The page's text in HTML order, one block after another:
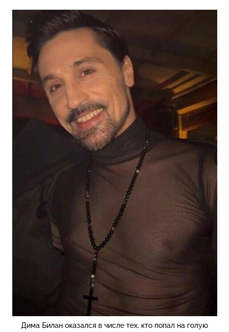
Дима Билан оказался в числе тех, кто попал на голую